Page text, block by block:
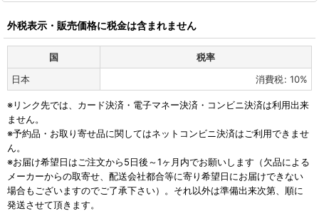
外税表示・販売価格に税金は含まれません
国
税率
日本
消費税: 10%
※リンク先では、カード決済・電子マネー決済・コンビニ決済は利用出来
ません。
※予約品・お取り寄せ品に関してはネットコンビニ決済はご利用できませ
ん。
※お届け希望日はご注文から5日後～1ヶ月内でお願いします（欠品による
メーカーからの取寄せ、配送会社都合等に寄り希望日にお届けできない
場合もございますのでご了承下さい）。それ以外は準備出来次第、順に
発送させて頂きます。